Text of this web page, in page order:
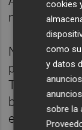
mundo, no
No
política con
Tampoco a
basta una
en los
cookies
como
y datos
sobre la